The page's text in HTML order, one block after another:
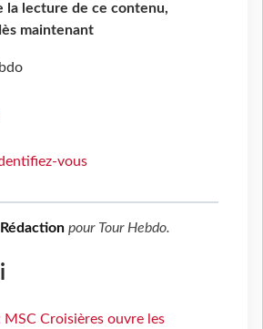
la lecture de ce contenu,
maintenant
vous
Rédaction pour Tour Hebdo.
MSC Croisières ouvre les